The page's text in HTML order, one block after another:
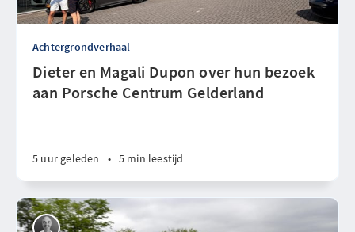
Achtergrondverhaal
Dieter en Magali Dupon over hun bezoek
aan Porsche Centrum Gelderland
5 uur geleden • 5 min leestijd